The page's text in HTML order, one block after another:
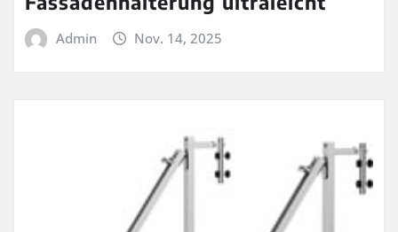
Admin Nov. 14, 2025